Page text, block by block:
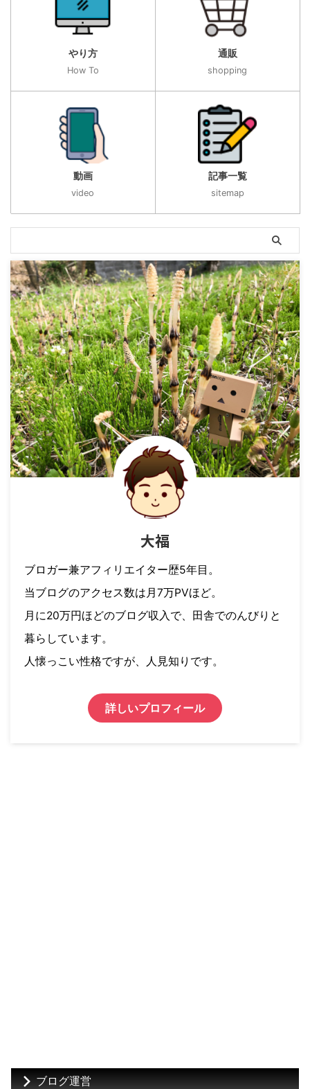
やり方
How To
通販
shopping
動画
video
記事一覧
sitemap
大福
ブロガー兼アフィリエイター歴5年目。
当ブログのアクセス数は月7万PVほど。
月に20万円ほどのブログ収入で、田舎でのんびりと
暮らしています。
人懐っこい性格ですが、人見知りです。
詳しいプロフィール
ブログ運営